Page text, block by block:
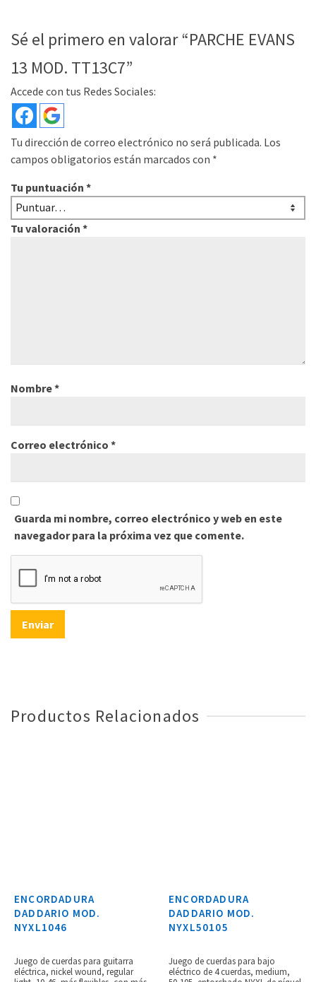
Sé el primero en valorar “PARCHE EVANS
13 MOD. TT13C7”
Accede con tus Redes Sociales:
Tu dirección de correo electrónico no será publicada. Los
campos obligatorios están marcados con *
Tu puntuación *
Tu valoración *
Nombre*
Correo electrónico *
Guarda mi nombre, correo electrónico y web en este
navegador para la próxima vez que comente.
Productos Relacionados
ENCORDADURA
DADDARIO MOD.
NYXL1046
Juego de cuerdas para guitarra
eléctrica, nickel wound, regular
ENCORDADURA
DADDARIO MOD.
NYXL50105
Juego de cuerdas para bajo
eléctrico de 4 cuerdas, medium,